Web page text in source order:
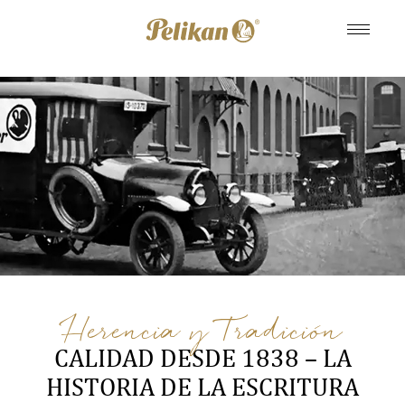
Herencia y Tradición
CALIDAD DESDE 1838 – LA
HISTORIA DE LA ESCRITURA